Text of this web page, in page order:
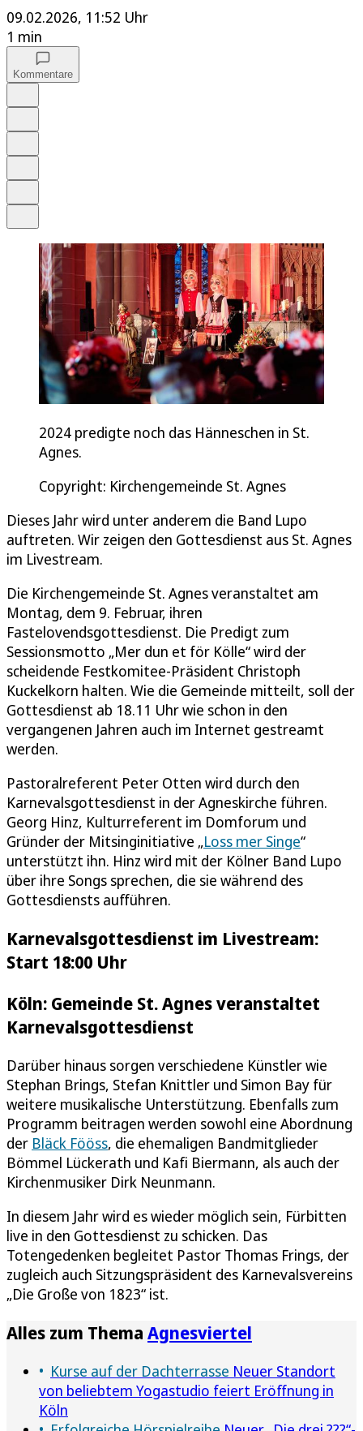
09.02.2026, 11:52 Uhr
1 min
Kommentare
2024 predigte noch das Hänneschen in St.
Agnes.
Copyright: Kirchengemeinde St. Agnes
Dieses Jahr wird unter anderem die Band Lupo
auftreten. Wir zeigen den Gottesdienst aus St. Agnes
im Livestream.
Die Kirchengemeinde St. Agnes veranstaltet am
Montag, dem 9. Februar, ihren
Fastelovendsgottesdienst. Die Predigt zum
Sessionsmotto „Mer dun et för Kölle“ wird der
scheidende Festkomitee-Präsident Christoph
Kuckelkorn halten. Wie die Gemeinde mitteilt, soll der
Gottesdienst ab 18.11 Uhr wie schon in den
vergangenen Jahren auch im Internet gestreamt
werden.
Pastoralreferent Peter Otten wird durch den
Karnevalsgottesdienst in der Agneskirche führen.
Georg Hinz, Kulturreferent im Domforum und
Gründer der Mitsinginitiative „Loss mer Singe“
unterstützt ihn. Hinz wird mit der Kölner Band Lupo
über ihre Songs sprechen, die sie während des
Gottesdiensts aufführen.
Karnevalsgottesdienst im Livestream:
Start 18:00 Uhr
Köln: Gemeinde St. Agnes veranstaltet
Karnevalsgottesdienst
Darüber hinaus sorgen verschiedene Künstler wie
Stephan Brings, Stefan Knittler und Simon Bay für
weitere musikalische Unterstützung. Ebenfalls zum
Programm beitragen werden sowohl eine Abordnung
der Bläck Fööss, die ehemaligen Bandmitglieder
Bömmel Lückerath und Kafi Biermann, als auch der
Kirchenmusiker Dirk Neunmann.
In diesem Jahr wird es wieder möglich sein, Fürbitten
live in den Gottesdienst zu schicken. Das
Totengedenken begleitet Pastor Thomas Frings, der
zugleich auch Sitzungspräsident des Karnevalsvereins
„Die Große von 1823“ ist.
Alles zum Thema Agnesviertel
Kurse auf der Dachterrasse Neuer Standort
von beliebtem Yogastudio feiert Eröffnung in
Köln